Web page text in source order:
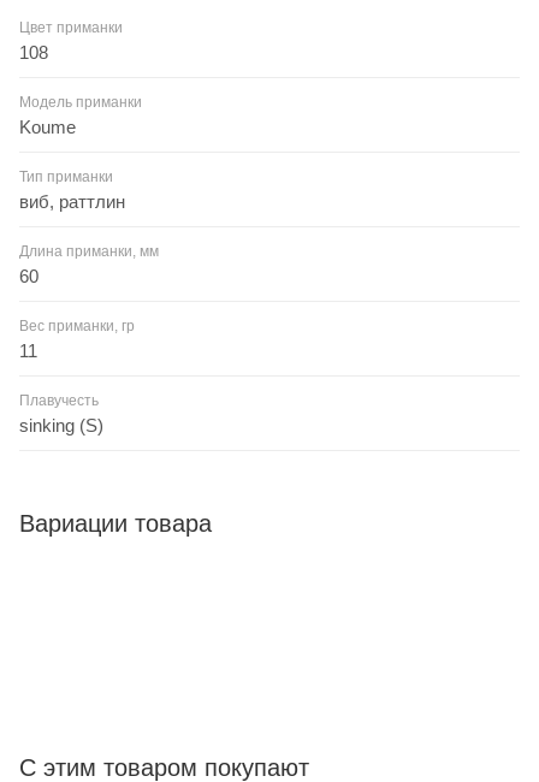
Цвет приманки
108
Модель приманки
Koume
Тип приманки
виб, раттлин
Длина приманки, мм
60
Вес приманки, гр
11
Плавучесть
sinking (S)
Вариации товара
С этим товаром покупают